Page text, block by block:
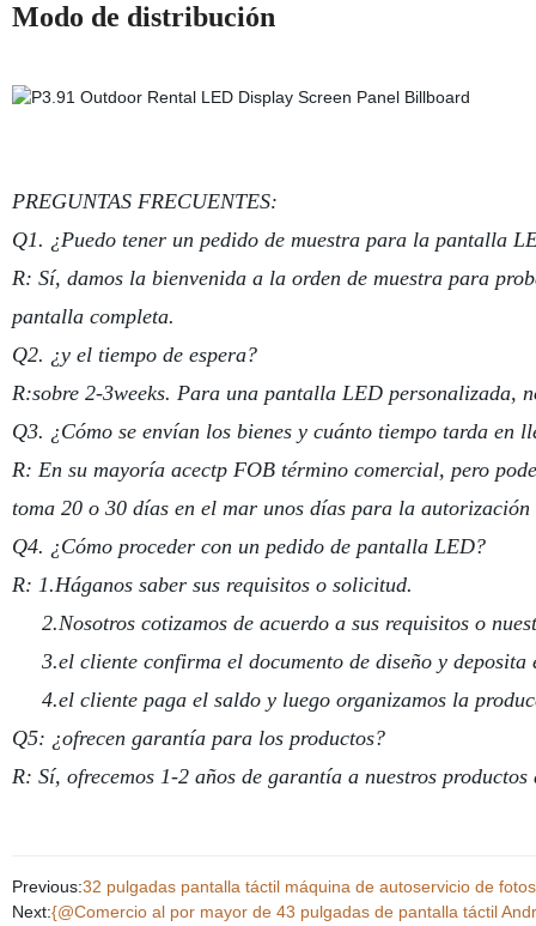
Modo de distribución
PREGUNTAS FRECUENTES:
Q1. ¿Puedo tener un pedido de muestra para la pantalla
R: Sí, damos la bienvenida a la orden de muestra para
pantalla completa.
Q2. ¿y el tiempo de espera?
R:sobre 2-3weeks. Para una pantalla LED personalizada,
Q3. ¿Cómo se envían los bienes y cuánto tiempo tarda en
R: En su mayoría acectp FOB término comercial, pero
toma 20 o 30 días en el mar unos días para la
Q4. ¿Cómo proceder con un pedido de pantalla LED?
R: 1.Háganos saber sus requisitos o solicitud.
2.Nosotros cotizamos de acuerdo a sus requisitos o
3.el cliente confirma el documento de diseño y deposita
4.el cliente paga el saldo y luego organizamos la
Q5: ¿ofrecen garantía para los productos?
R: Sí, ofrecemos 1-2 años de garantía a nuestros
Previous:32 pulgadas pantalla táctil máquina de autoservicio de
Next:{@Comercio al por mayor de 43 pulgadas de pantalla táctil